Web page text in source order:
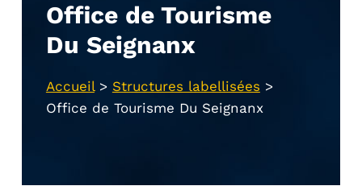
Office de Tourisme
Du Seignanx
Accueil> Structures labellisées >
Office de Tourisme Du Seignanx